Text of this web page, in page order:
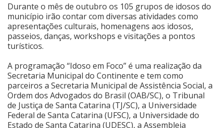
Agenda Cultural
Anuncie
Fale Conosco
Durante o mês de outubro os 105 grupos de idosos do
município irão contar com diversas atividades como
apresentações culturais, homenagens aos idosos,
passeios, danças, workshops e visitações a pontos
turísticos.
A programação “Idoso em Foco” é uma realização da
Secretaria Municipal do Continente e tem como
parceiros a Secretaria Municipal de Assistência Social, a
Ordem dos Advogados do Brasil (OAB/SC), o Tribunal
de Justiça de Santa Catarina (TJ/SC), a Universidade
Federal de Santa Catarina (UFSC), a Universidade do
Estado de Santa Catarina (UDESC), a Assembleia